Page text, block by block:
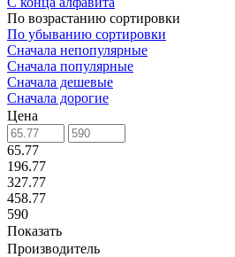
По возрастанию сортировки
По убыванию сортировки
Сначала непопулярные
Сначала популярные
Сначала дешевые
Сначала дорогие
Цена
65.77
196.77
327.77
458.77
590
Показать
Производитель